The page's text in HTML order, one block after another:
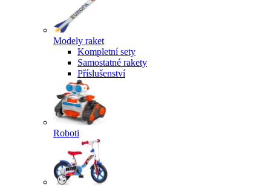
Modely raket
Kompletní sety
Samostatné rakety
Příslušenství
Roboti